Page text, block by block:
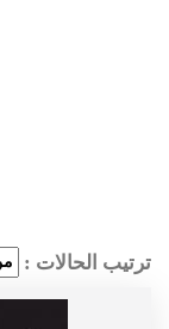
ترتيب الحالات :